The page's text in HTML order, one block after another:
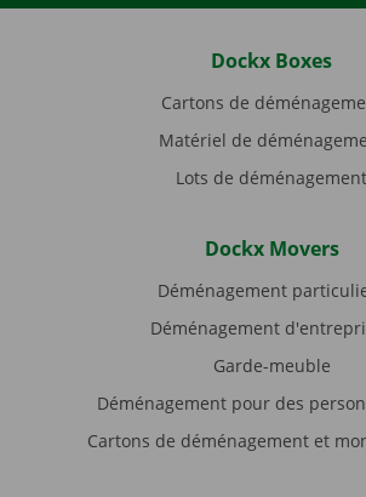
Dockx Boxes
Cartons de
Matériel de
Lots de déménagement
Dockx Movers
Déménagement
Déménagement
Garde-meuble
Déménagement pour des
Cartons de déménagement et